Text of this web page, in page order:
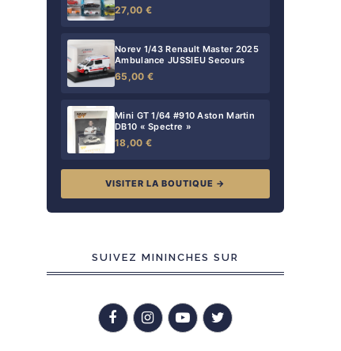
27,00 €
Norev 1/43 Renault Master 2025
Ambulance JUSSIEU Secours
65,00 €
Mini GT 1/64 #910 Aston Martin
DB10 « Spectre »
18,00 €
VISITER LA BOUTIQUE →
SUIVEZ MININCHES SUR